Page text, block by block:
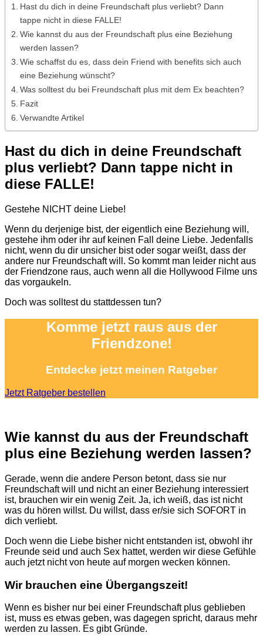
Hast du dich in deine Freundschaft plus verliebt? Dann
tappe nicht in diese FALLE!
Wie kannst du aus der Freundschaft plus eine Beziehung
werden lassen?
Wie schaffst du es, dass dein Friend with benefits sich auch
eine Beziehung wünscht?
Was solltest du bei Freundschaft plus mit dem Ex beachten?
Fazit
Verwandte Artikel
Hast du dich in deine Freundschaft
plus verliebt? Dann tappe nicht in
diese FALLE!
Gestehe NICHT deine Liebe!
Wenn du derjenige bist, der eigentlich eine Beziehung will,
gestehe ihm oder ihr auf keinen Fall deine Liebe. Jedenfalls
nicht, wenn du dir unsicher bist oder sogar weißt, dass der
andere nur Freundschaft will. So kommt man leider nicht aus
der Friendzone raus, auch wenn all die Hollywood Filme uns
das vorgaukeln.
Doch was solltest du stattdessen tun?
Komme jetzt raus aus der
Friendzone!
Entdecke jetzt meinen Ratgeber
Jetzt Ratgeber bestellen
Wie kannst du aus der Freundschaft
plus eine Beziehung werden lassen?
Gerade, wenn die andere Person betont, dass sie nur
Freundschaft will und nicht an einer Beziehung interessiert
ist, brauchen wir ein wenig Zeit. Ja, ich weiß, das ist nicht
was du hören willst. Du willst, dass er/sie sich SOFORT in
dich verliebt.
Doch wenn die Liebe bisher nicht entstanden ist, obwohl ihr
Freunde seid und auch Sex hattet, werden wir diese Gefühle
auch jetzt nicht von heute auf morgen wecken können.
Wir brauchen eine Übergangszeit!
Wenn es bisher nur bei einer Freundschaft plus geblieben
ist, muss es etwas geben, was dagegen spricht, daraus mehr
werden zu lassen. Es gibt Gründe.